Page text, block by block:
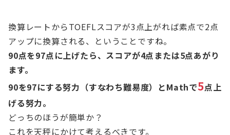
換算レートからTOEFLスコアが3点上がれば素点で2点
アップに換算される、ということですね。
90点を97点に上げたら、スコアが4点または5点あがり
ます。
90を97にする努力（すなわち難易度）とMathで5点上
げる努力。
どっちのほうが簡単か？
これを天秤にかけて考えるべきです。